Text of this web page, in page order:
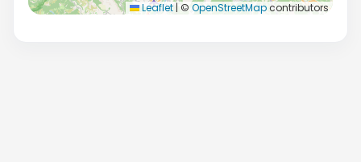
Leaflet | © OpenStreetMapcontributors